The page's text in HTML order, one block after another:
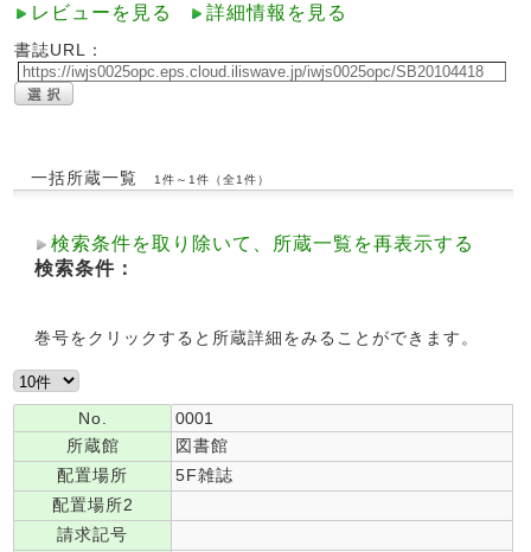
レビューを見る 詳細情報を見る
書誌URL：
一括所蔵一覧 1件～1件（全1件）
検索条件を取り除いて、所蔵一覧を再表示する
検索条件：
巻号をクリックすると所蔵詳細をみることができます。
No.
0001
所蔵館
図書館
配置場所
5F雑誌
配置場所2
請求記号